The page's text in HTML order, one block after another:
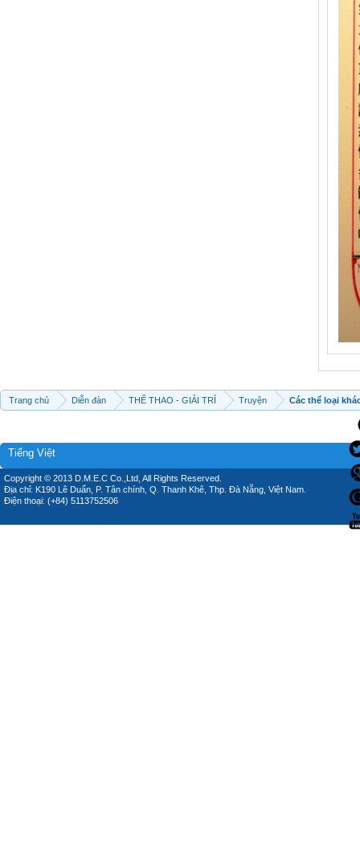
Trang chủ Diễn đàn THỂ THAO - GIẢI TRÍ Truyện Các thể loại
Tiếng Việt
Copyright © 2013 D.M.E.C Co.,Ltd, All Rights Reserved.
Địa chỉ: K190 Lê Duẩn, P. Tân chính, Q. Thanh Khê, Thp. Đà Nẵng, Việt Nam.
Điện thoại: (+84) 5113752506